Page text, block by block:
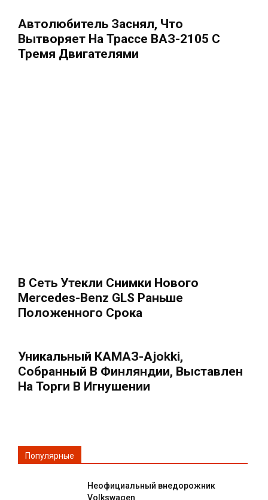
Автолюбитель Заснял, Что
Вытворяет На Трассе ВАЗ-2105 С
Тремя Двигателями
В Сеть Утекли Снимки Нового
Mercedes-Benz GLS Раньше
Положенного Срока
Уникальный КАМАЗ-Ajokki,
Собранный В Финляндии, Выставлен
На Торги В Игнушении
Популярные
Неофициальный внедорожник
Volkswagen